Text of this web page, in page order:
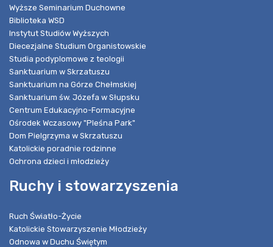
Wyższe Seminarium Duchowne
Biblioteka WSD
Instytut Studiów Wyższych
Diecezjalne Studium Organistowskie
Studia podyplomowe z teologii
Sanktuarium w Skrzatuszu
Sanktuarium na Górze Chełmskiej
Sanktuarium św. Józefa w Słupsku
Centrum Edukacyjno-Formacyjne
Ośrodek Wczasowy "Pleśna Park"
Dom Pielgrzyma w Skrzatuszu
Katolickie poradnie rodzinne
Ochrona dzieci i młodzieży
Ruchy i stowarzyszenia
Ruch Światło-Życie
Katolickie Stowarzyszenie Młodzieży
Odnowa w Duchu Świętym